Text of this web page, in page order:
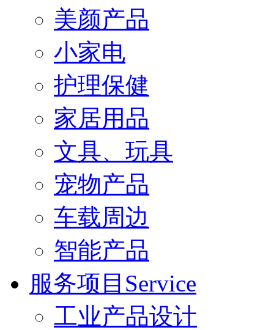
美颜产品
小家电
护理保健
家居用品
文具、玩具
宠物产品
车载周边
智能产品
服务项目Service
工业产品设计